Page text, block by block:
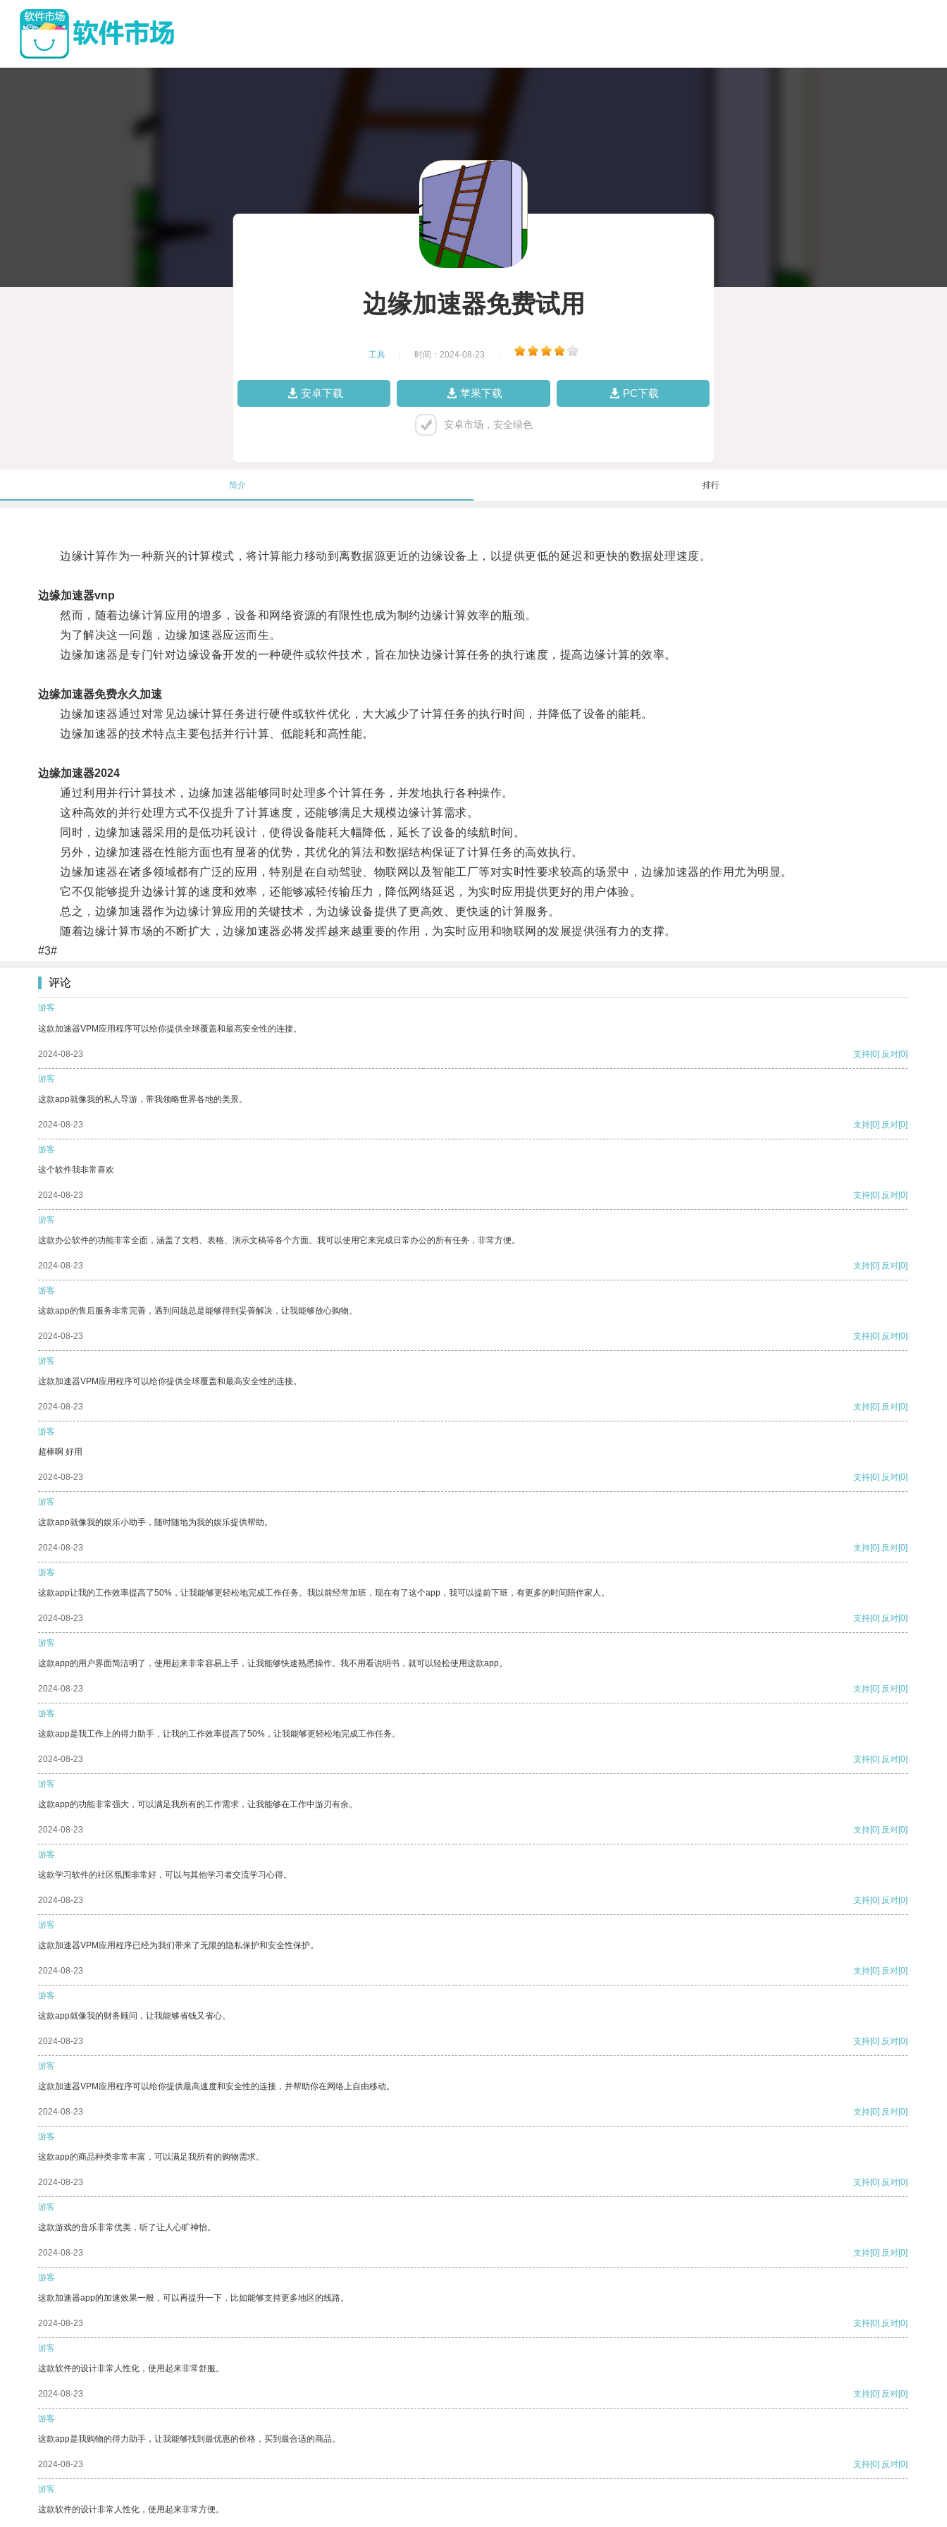
边缘加速器免费试用
工具 时间：2024-08-23
安卓下载 苹果下载 PC下载
安卓市场，安全绿色
简介 排行
边缘计算作为一种新兴的计算模式，将计算能力移动到离数据源更近的边缘设备上，以提供更低的延迟和更快的数据处理速度。
边缘加速器vnp
然而，随着边缘计算应用的增多，设备和网络资源的有限性也成为制约边缘计算效率的瓶颈。
为了解决这一问题，边缘加速器应运而生。
边缘加速器是专门针对边缘设备开发的一种硬件或软件技术，旨在加快边缘计算任务的执行速度，提高边缘计算的效率。
边缘加速器免费永久加速
边缘加速器通过对常见边缘计算任务进行硬件或软件优化，大大减少了计算任务的执行时间，并降低了设备的能耗。
边缘加速器的技术特点主要包括并行计算、低能耗和高性能。
边缘加速器2024
通过利用并行计算技术，边缘加速器能够同时处理多个计算任务，并发地执行各种操作。
这种高效的并行处理方式不仅提升了计算速度，还能够满足大规模边缘计算需求。
同时，边缘加速器采用的是低功耗设计，使得设备能耗大幅降低，延长了设备的续航时间。
另外，边缘加速器在性能方面也有显著的优势，其优化的算法和数据结构保证了计算任务的高效执行。
边缘加速器在诸多领域都有广泛的应用，特别是在自动驾驶、物联网以及智能工厂等对实时性要求较高的场景中，边缘加速器的作用尤为明显。
它不仅能够提升边缘计算的速度和效率，还能够减轻传输压力，降低网络延迟，为实时应用提供更好的用户体验。
总之，边缘加速器作为边缘计算应用的关键技术，为边缘设备提供了更高效、更快速的计算服务。
随着边缘计算市场的不断扩大，边缘加速器必将发挥越来越重要的作用，为实时应用和物联网的发展提供强有力的支撑。
#3#
评论
游客
这款加速器VPM应用程序可以给你提供全球覆盖和最高安全性的连接。
2024-08-23 支持[0] 反对[0]
游客
这款app就像我的私人导游，带我领略世界各地的美景。
2024-08-23 支持[0] 反对[0]
游客
这个软件我非常喜欢
2024-08-23 支持[0] 反对[0]
游客
这款办公软件的功能非常全面，涵盖了文档、表格、演示文稿等各个方面。我可以使用它来完成日常办公的所有任务，非常方便。
2024-08-23 支持[0] 反对[0]
游客
这款app的售后服务非常完善，遇到问题总是能够得到妥善解决，让我能够放心购物。
2024-08-23 支持[0] 反对[0]
游客
这款加速器VPM应用程序可以给你提供全球覆盖和最高安全性的连接。
2024-08-23 支持[0] 反对[0]
游客
超棒啊 好用
2024-08-23 支持[0] 反对[0]
游客
这款app就像我的娱乐小助手，随时随地为我的娱乐提供帮助。
2024-08-23 支持[0] 反对[0]
游客
这款app让我的工作效率提高了50%，让我能够更轻松地完成工作任务。我以前经常加班，现在有了这个app，我可以提前下班，有更多的时间陪伴家人。
2024-08-23 支持[0] 反对[0]
游客
这款app的用户界面简洁明了，使用起来非常容易上手，让我能够快速熟悉操作。我不用看说明书，就可以轻松使用这款app。
2024-08-23 支持[0] 反对[0]
游客
这款app是我工作上的得力助手，让我的工作效率提高了50%，让我能够更轻松地完成工作任务。
2024-08-23 支持[0] 反对[0]
游客
这款app的功能非常强大，可以满足我所有的工作需求，让我能够在工作中游刃有余。
2024-08-23 支持[0] 反对[0]
游客
这款学习软件的社区氛围非常好，可以与其他学习者交流学习心得。
2024-08-23 支持[0] 反对[0]
游客
这款加速器VPM应用程序已经为我们带来了无限的隐私保护和安全性保护。
2024-08-23 支持[0] 反对[0]
游客
这款app就像我的财务顾问，让我能够省钱又省心。
2024-08-23 支持[0] 反对[0]
游客
这款加速器VPM应用程序可以给你提供最高速度和安全性的连接，并帮助你在网络上自由移动。
2024-08-23 支持[0] 反对[0]
游客
这款app的商品种类非常丰富，可以满足我所有的购物需求。
2024-08-23 支持[0] 反对[0]
游客
这款游戏的音乐非常优美，听了让人心旷神怡。
2024-08-23 支持[0] 反对[0]
游客
这款加速器app的加速效果一般，可以再提升一下，比如能够支持更多地区的线路。
2024-08-23 支持[0] 反对[0]
游客
这款软件的设计非常人性化，使用起来非常舒服。
2024-08-23 支持[0] 反对[0]
游客
这款app是我购物的得力助手，让我能够找到最优惠的价格，买到最合适的商品。
2024-08-23 支持[0] 反对[0]
游客
这款软件的设计非常人性化，使用起来非常方便。